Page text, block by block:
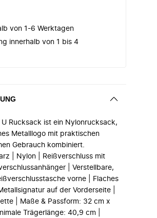
von 1-6 Werktagen
innerhalb von 1 bis 4
U Rucksack ist ein Nylonrucksack,
Metalllogo mit praktischen
Gebrauch kombiniert.
| Nylon | Reißverschluss mit
| Verstellbare,
vorne | Flaches
auf der Vorderseite |
| Maße & Passform: 32 cm x
Trägerlänge: 40,9 cm |